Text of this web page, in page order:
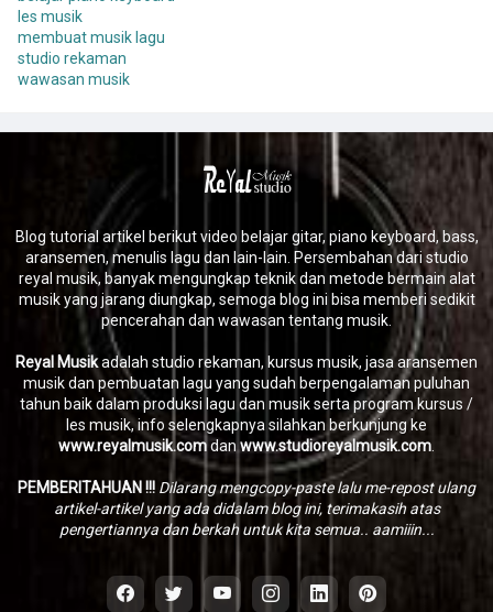
les musik
membuat musik lagu
studio rekaman
wawasan musik
Blog tutorial artikel berikut video belajar gitar, piano keyboard, bass,
aransemen, menulis lagu dan lain-lain. Persembahan dari studio
reyal musik, banyak mengungkap teknik dan metode bermain alat
musik yang jarang diungkap, semoga blog ini bisa memberi sedikit
pencerahan dan wawasan tentang musik.
Reyal Musikadalah studio rekaman, kursus musik, jasa aransemen
musik dan pembuatan lagu yang sudah berpengalaman puluhan
tahun baik dalam produksi lagu dan musik serta program kursus /
les musik, info selengkapnya silahkan berkunjung ke
www.reyalmusik.comdanwww.studioreyalmusik.com
PEMBERITAHUAN !!! Dilarang mengcopy-paste lalu me-repost ulang
artikel-artikel yang ada didalam blog ini, terimakasih atas
pengertiannya dan berkah untuk kita semua.. aamiiin...